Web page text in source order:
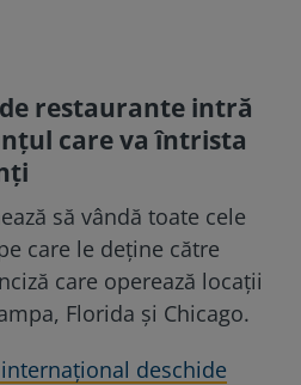
restaurante intră
care va întrista
să vândă toate cele
care le deține către
care operează locații
Florida și Chicago.
deschide